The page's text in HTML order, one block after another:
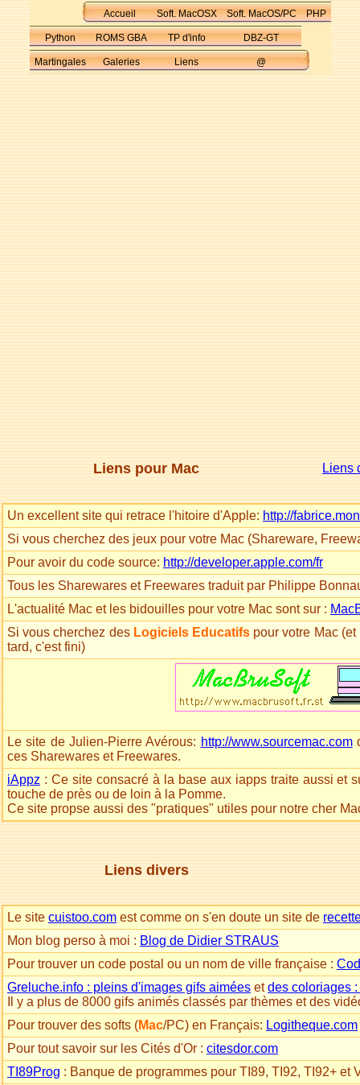
Accueil Soft. MacOSX Soft. MacOS/PC PHP
Python ROMS GBA TP d'info DBZ-GT
Martingales Galeries Liens @
Liens pour Mac Liens
Un excellent site qui retrace l'hitoire d'Apple: http://
Si vous cherchez des jeux pour votre Mac (Shareware,
Pour avoir du code source: http://developer.apple.com/fr
Tous les Sharewares et Freewares traduit par Philippe
L'actualité Mac et les bidouilles pour votre Mac sont sur :
Si vous cherchez des Logiciels Educatifspour votre Mac (et
tard, c'est fini)
Le site de Julien-Pierre Avérous: http://www.sourcemac.com
ces Sharewares et Freewares.
iAppz : Ce site consacré à la base aux iapps traite aussi et
touche de près ou de loin à la Pomme.
Ce site propse aussi des "pratiques" utiles pour notre cher
Liens divers
Le site cuistoo.com est comme on s'en doute un site de
Mon blog perso à moi : Blog de Didier STRAUS
Pour trouver un code postal ou un nom de ville française :
Greluche.info : pleins d'images gifs aimées etdes coloriages
Il y a plus de 8000 gifs animés classés par thèmes et des
Pour trouver des softs (Mac/PC) en Français: Logitheque.com
Pour tout savoir sur les Cités d'Or : citesdor.com
TI89Prog : Banque de programmes pour TI89, TI92, TI92+